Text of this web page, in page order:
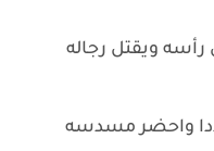
ويقتل رجاله
واحضر مسدسه